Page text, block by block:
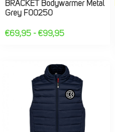
BRACKET Bodywarmer Metal
Grey F00250
€69,95 - €99,95